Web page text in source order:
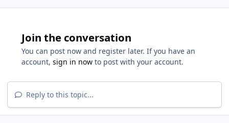
Join the conversation
You can post now and register later. If you have an
account, sign in now to post with your account.
Reply to this topic...